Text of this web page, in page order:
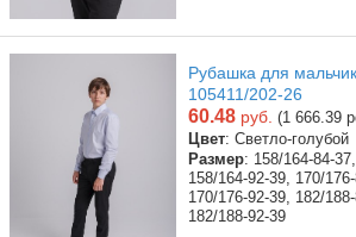
Рубашка для
105411/202-26
60.48 руб. (1 666.39
Цвет: Светло-голубой
Размер: 158/164-84-
158/164-92-39, 170/
170/176-92-39, 182/
182/188-92-39